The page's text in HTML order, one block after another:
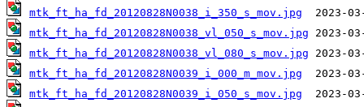
mtk_ft_ha_fd_20120828N0038_i_350_s_mov.jpg
mtk_ft_ha_fd_20120828N0038_vl_050_s_mov.jpg
mtk_ft_ha_fd_20120828N0038_vl_080_s_mov.jpg
mtk_ft_ha_fd_20120828N0039_i_000_m_mov.jpg
mtk_ft_ha_fd_20120828N0039_i_050_s_mov.jpg